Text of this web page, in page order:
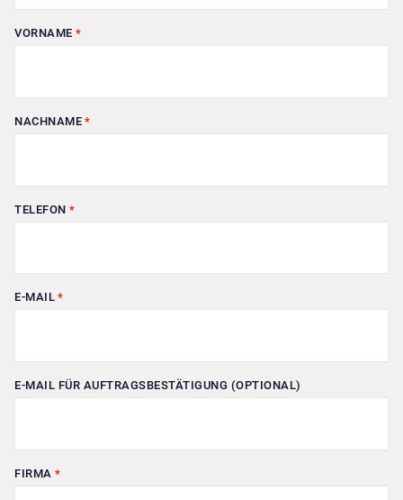
VORNAME *
NACHNAME *
TELEFON *
E-MAIL *
E-MAIL FÜR AUFTRAGSBESTÄTIGUNG (OPTIONAL)
FIRMA *